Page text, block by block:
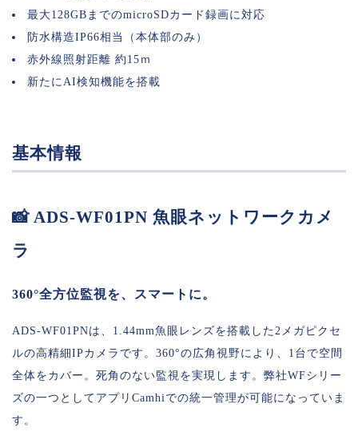
最大128GBまでのmicroSDカード録画に対応
防水構造IP66相当（本体部のみ）
赤外線照射距離 約15ｍ
新たにAI検知機能を搭載
基本情報
📸 ADS-WF01PN 魚眼ネットワークカメ
ラ
360°全方位監視を、スマートに。
ADS-WF01PNは、1.44mm魚眼レンズを搭載した2メガピクセ
ルの高精細IPカメラです。360°の広角視野により、1台で空間
全体をカバー。死角のない監視を実現します。弊社WFシリー
ズの一つとしてアプリCamhiでの統一管理が可能になっていま
す。